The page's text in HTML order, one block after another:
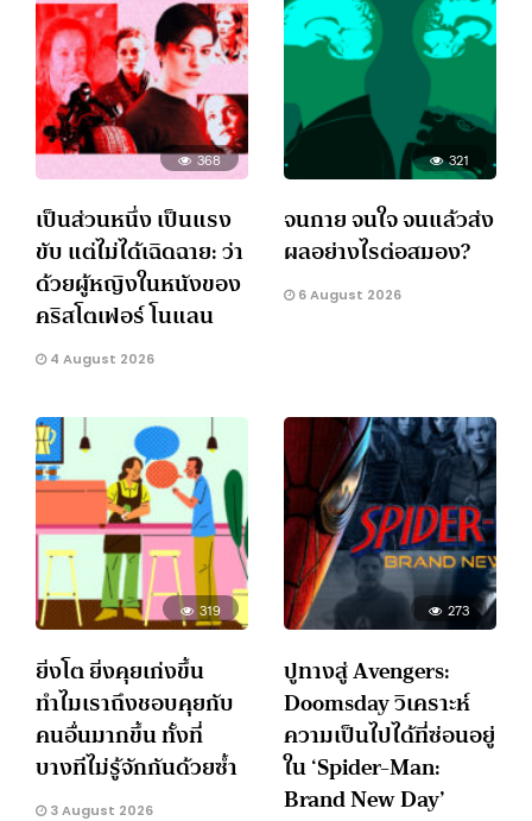
368
เป็นส่วนหนึ่ง เป็นแรง
ขับ แต่ไม่ได้เฉิดฉาย: ว่า
ด้วยผู้หญิงในหนังของ
คริสโตเฟอร์ โนแลน
4 August 2026
321
จนกาย จนใจ จนแล้วส่ง
ผลอย่างไรต่อสมอง?
6 August 2026
319
ยิ่งโต ยิ่งคุยเก่งขึ้น
ทำไมเราถึงชอบคุยกับ
คนอื่นมากขึ้น ทั้งที่
บางทีไม่รู้จักกันด้วยซ้ำ
3 August 2026
273
ปูทางสู่ Avengers:
Doomsday วิเคราะห์
ความเป็นไปได้ที่ซ่อนอยู่
ใน ‘Spider-Man:
Brand New Day’